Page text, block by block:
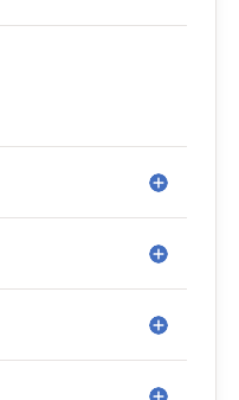
内に約30～60％が
りますが、
時間と労力を買っ
に専念していただ
ただきたいと思い
援します。